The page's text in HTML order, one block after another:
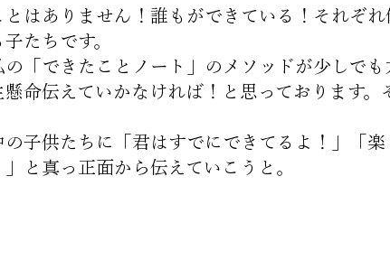
とはありません！誰もができている！それぞ
たちです。
の「できたことノート」のメソッドが少しでも
懸命伝えていかなければ！と思っております。
の子供たちに「君はすでにできてるよ！」「
」と真っ正面から伝えていこうと。